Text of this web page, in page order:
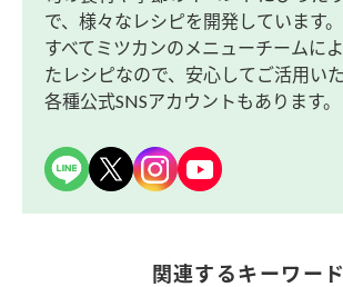
で、様々なレシピを開発しています。
すべてミツカンのメニューチームに
たレシピなので、安心してご活用いた
各種公式SNSアカウントもあります。
関連するキーワード